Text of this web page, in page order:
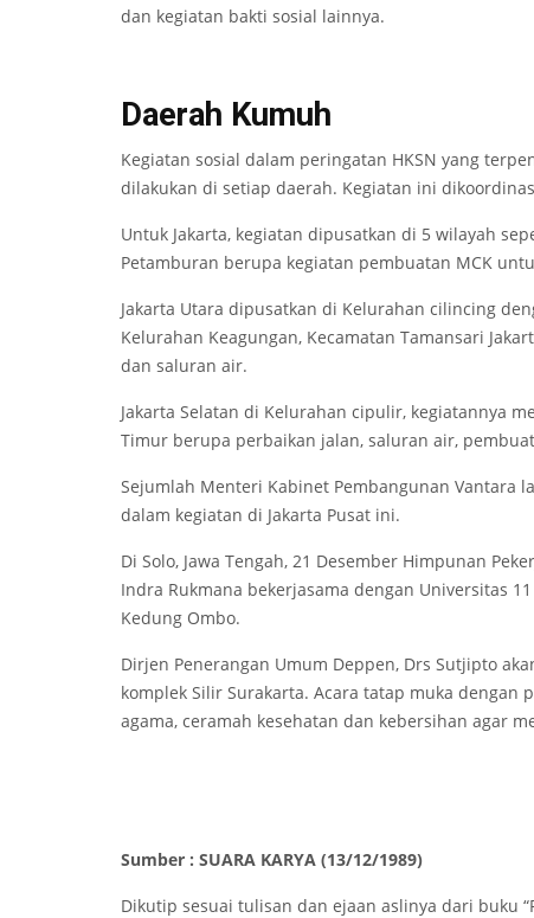
dan kegiatan bakti sosial lainnya.
Daerah Kumuh
Kegiatan sosial dalam peringatan HKSN yang
dilakukan di setiap daerah. Kegiatan ini
Untuk Jakarta, kegiatan dipusatkan di 5 wilayah
Petamburan berupa kegiatan pembuatan MCK
Jakarta Utara dipusatkan di Kelurahan cilincing
Kelurahan Keagungan, Kecamatan Tamansari
dan saluran air.
Jakarta Selatan di Kelurahan cipulir, kegiatannya
Timur berupa perbaikan jalan, saluran air,
Sejumlah Menteri Kabinet Pembangunan Vantara
dalam kegiatan di Jakarta Pusat ini.
Di Solo, Jawa Tengah, 21 Desember Himpunan
Indra Rukmana bekerjasama dengan Universitas
Kedung Ombo.
Dirjen Penerangan Umum Deppen, Drs Sutjipto
komplek Silir Surakarta. Acara tatap muka dengan
agama, ceramah kesehatan dan kebersihan agar
Sumber : SUARA KARYA (13/12/1989)
Dikutip sesuai tulisan dan ejaan aslinya dari buku